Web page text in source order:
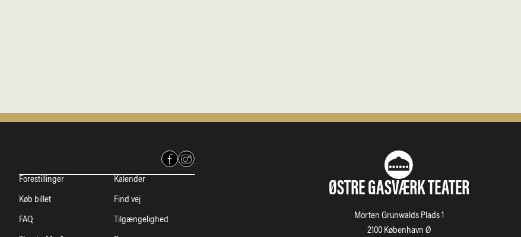
Forestillinger Kalender
Køb billet Find vej
FAQ Tilgængelighed
ØSTRE GASVÆRK TEATER
Morten Grunwalds Plads 1
2100 København Ø